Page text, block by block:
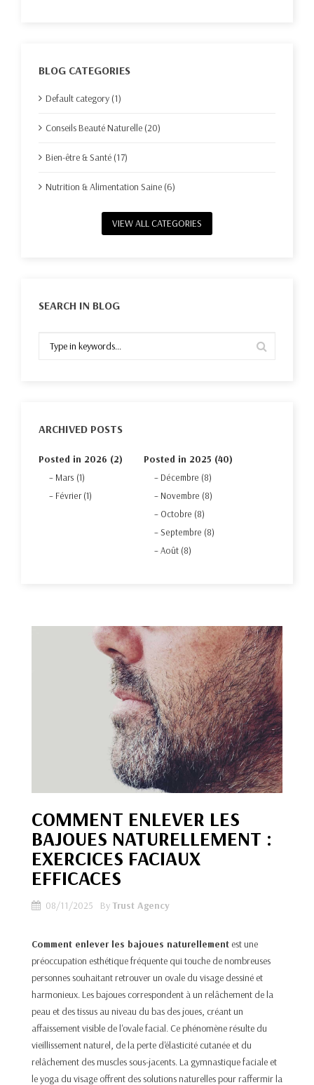
BLOG CATEGORIES
Default category (1)
Conseils Beauté Naturelle (20)
Bien-être & Santé (17)
Nutrition & Alimentation Saine (6)
VIEW ALL CATEGORIES
SEARCH IN BLOG
ARCHIVED POSTS
Posted in 2026 (2)
Mars (1)
Février (1)
Posted in 2025 (40)
Décembre (8)
Novembre (8)
Octobre (8)
Septembre (8)
Août (8)
COMMENT ENLEVER LES
BAJOUES NATURELLEMENT :
EXERCICES FACIAUX
EFFICACES
08/11/2025 ByTrust Agency
Comment enlever les bajoues naturellement est une
préoccupation esthétique fréquente qui touche de nombreuses
personnes souhaitant retrouver un ovale du visage dessiné et
harmonieux. Les bajoues correspondent à un relâchement de la
peau et des tissus au niveau du bas des joues, créant un
affaissement visible de l'ovale facial. Ce phénomène résulte du
vieillissement naturel, de la perte d'élasticité cutanée et du
relâchement des muscles sous-jacents. La gymnastique faciale et
le yoga du visage offrent des solutions naturelles pour raffermir la